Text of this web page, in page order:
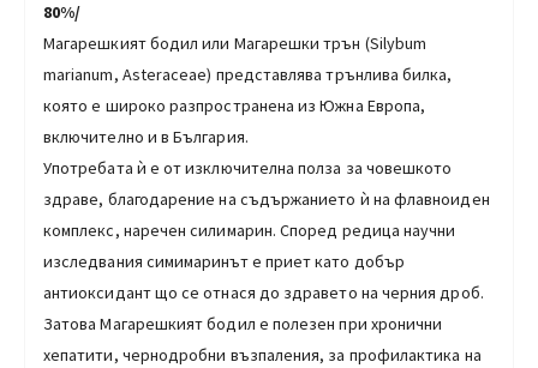
80%/
Магарешкият бодил или Магарешки трън (Silybum
marianum, Asteraceae) представлява трънлива билка,
която е широко разпространена из Южна Европа,
включително и в България.
Употребата ѝ е от изключителна полза за човешкото
здраве, благодарение на съдържанието ѝ на флавноиден
комплекс, наречен силимарин. Според редица научни
изследвания симимаринът е приет като добър
антиоксидант що се отнася до здравето на черния дроб.
Затова Магарешкият бодил е полезен при хронични
хепатити, чернодробни възпаления, за профилактика на